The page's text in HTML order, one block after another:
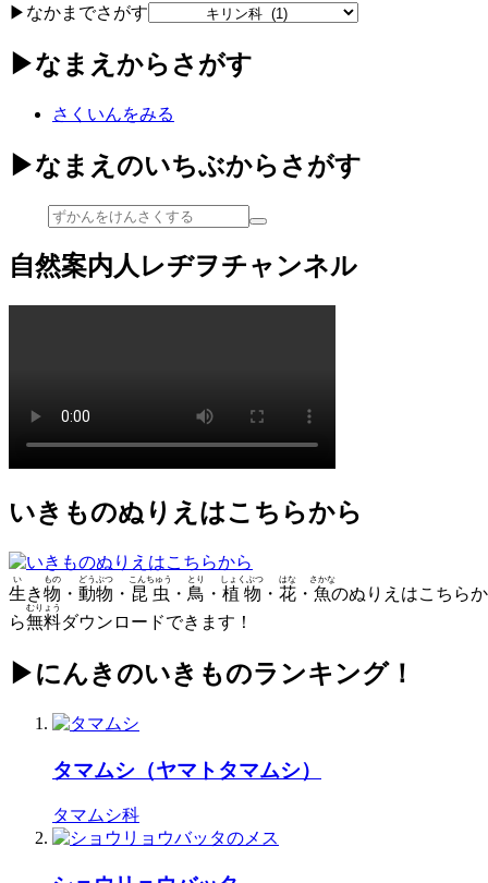
▶なかまでさがす
▶なまえからさがす
さくいんをみる
▶なまえのいちぶからさがす
自然案内人レヂヲチャンネル
いきものぬりえはこちらから
生
い
き物
もの
・ 動物
どうぶつ
・ 昆虫
こんちゅう
・ 鳥
とり
・ 植物
しょくぶつ
・ 花
はな
・ 魚
さかな
のぬりえはこちらか
ら無料
むりょう
ダウンロードできます！
▶にんきのいきものランキング！
タマムシ（ヤマトタマムシ）
タマムシ科